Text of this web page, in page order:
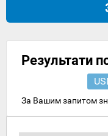
Результати
За Вашим запитом